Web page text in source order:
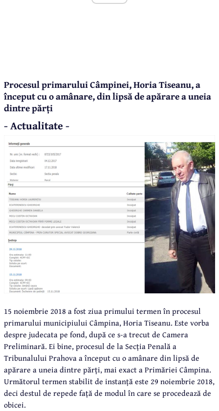
Procesul primarului Câmpinei, Horia Tiseanu, a
început cu o amânare, din lipsă de apărare a uneia
dintre părți
- Actualitate -
15 noiembrie 2018 a fost ziua primului termen în procesul
primarului municipiului Câmpina, Horia Tiseanu. Este vorba
despre judecata pe fond, după ce s-a trecut de Camera
Preliminară. Ei bine, procesul de la Secția Penală a
Tribunalului Prahova a început cu o amânare din lipsă de
apărare a uneia dintre părți, mai exact a Primăriei Câmpina.
Următorul termen stabilit de instanță este 29 noiembrie 2018,
deci destul de repede față de modul în care se procedează de
obicei.